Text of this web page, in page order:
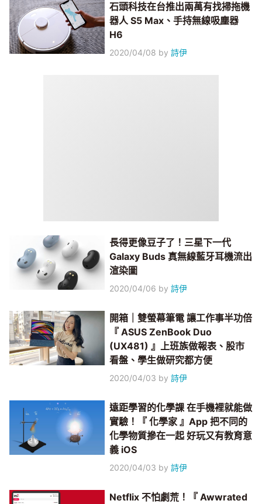
石頭科技在台推出兩萬有找掃拖機
器人 S5 Max、手持無線吸塵器
H6
2020/04/08 by詩伊
長得更像豆子了！三星下一代
Galaxy Buds 真無線藍牙耳機流出
渲染圖
2020/04/06 by詩伊
開箱｜雙螢幕筆電 讓工作事半功倍
『 ASUS ZenBook Duo
(UX481) 』上班族做報表、股市
看盤、學生做研究都方便
2020/04/03 by詩伊
遠距學習的化學課 在手機裡就能做
實驗！『 化學家 』App 把不同的
化學物質摻在一起 好玩又有教育意
義 iOS
2020/04/03 by詩伊
Netflix 不怕劇荒！『 Awwrated